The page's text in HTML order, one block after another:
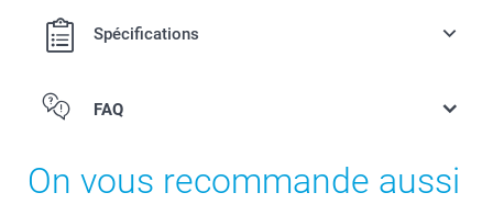
40 grammes de chips original natures Pringles
Les chips se conservent environ un an (à conserver au
Les boîtes ont un couvercle rouge avec le logo Pringles
Spécifications
FAQ
On vous recommande aussi